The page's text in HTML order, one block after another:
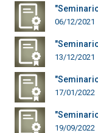
06/12/2021
13/12/2021
17/01/2022
19/09/2022